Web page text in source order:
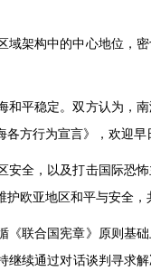
域架构中的中心地位，
和平稳定。双方认为，
方行为宣言》，欢迎早
安全，以及打击国际恐
欧亚地区和平与安全
《联合国宪章》原则基
继续通过对话谈判寻求